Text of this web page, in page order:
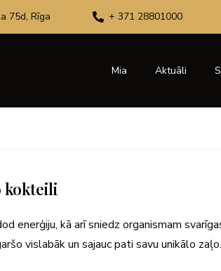
75d, Rīga + 371 28801000
Mia Aktuāli
kokteili
enerģiju, kā arī sniedz organismam
vislabāk un sajauc pati savu unikālo